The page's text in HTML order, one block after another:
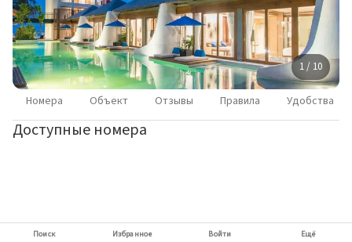
1 / 10
Номера Объект Отзывы Правила Удобства
Доступные номера
Поиск Избранное Войти Ещё